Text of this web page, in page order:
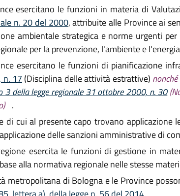
esercitano le funzioni in materia di
n. 20 del 2000, attribuite alle Province ai
ambientale strategica e norme urgenti per
per la prevenzione, l'ambiente e
esercitano le funzioni di pianificazione
n. 17 (Disciplina delle attività estrattive)
3 della legge regionale 31 ottobre 2000, n. 30
.
di cui al presente capo trovano
delle sanzioni amministrative di
esercita le funzioni di gestione in
alla normativa regionale nelle stesse
metropolitana di Bologna e le Province